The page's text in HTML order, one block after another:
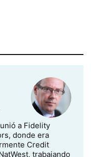
a Fidelity
donde era
Credit
trabajando